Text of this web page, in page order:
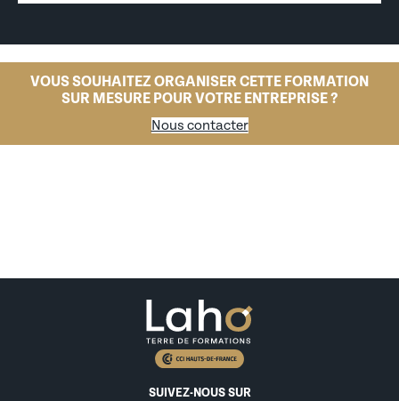
VOUS SOUHAITEZ ORGANISER CETTE FORMATION
SUR MESURE POUR VOTRE ENTREPRISE ?
Nous contacter
SUIVEZ-NOUS SUR